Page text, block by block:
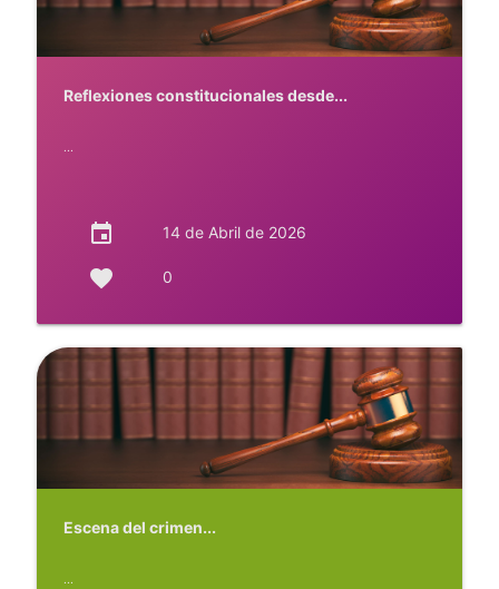
Reflexiones constitucionales desde...
...
event 14 de Abril de 2026
favorite 0
Escena del crimen...
...